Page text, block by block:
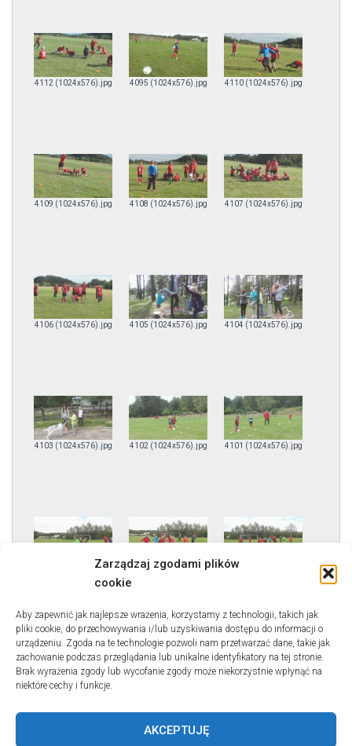
Zarządzaj zgodami plików
cookie
Aby zapewnić jak najlepsze wrażenia, korzystamy z technologii, takich jak
pliki cookie, do przechowywania i/lub uzyskiwania dostępu do informacji o
urządzeniu. Zgoda na te technologie pozwoli nam przetwarzać dane, takie jak
zachowanie podczas przeglądania lub unikalne identyfikatory na tej stronie.
Brak wyrażenia zgody lub wycofanie zgody może niekorzystnie wpłynąć na
niektóre cechy i funkcje.
AKCEPTUJĘ
4112 (1024x576).jpg 4095 (1024x576).jpg 4110 (1024x576).jpg
4109 (1024x576).jpg 4108 (1024x576).jpg 4107 (1024x576).jpg
4106 (1024x576).jpg 4105 (1024x576).jpg 4104 (1024x576).jpg
4103 (1024x576).jpg 4102 (1024x576).jpg 4101 (1024x576).jpg
4100 (1024x576).jpg 4099 (1024x576).jpg 4098 (1024x576).jpg
4097 (1024x576).jpg